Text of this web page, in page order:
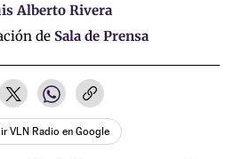
Alberto Rivera
de Sala de Prensa
VLN Radio en Google